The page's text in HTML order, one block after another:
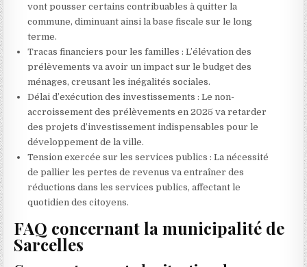
vont pousser certains contribuables à quitter la
commune, diminuant ainsi la base fiscale sur le long
terme.
Tracas financiers pour les familles : L’élévation des
prélèvements va avoir un impact sur le budget des
ménages, creusant les inégalités sociales.
Délai d’exécution des investissements : Le non-
accroissement des prélèvements en 2025 va retarder
des projets d’investissement indispensables pour le
développement de la ville.
Tension exercée sur les services publics : La nécessité
de pallier les pertes de revenus va entraîner des
réductions dans les services publics, affectant le
quotidien des citoyens.
FAQ concernant la municipalité de
Sarcelles